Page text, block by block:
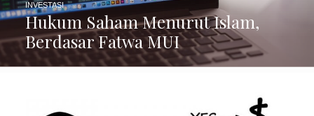
Hukum Saham Menurut Islam,
Berdasar Fatwa MUI
INVESTASI